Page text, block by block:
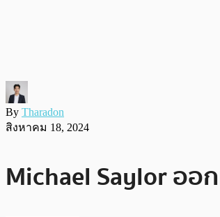
By Tharadon
สิงหาคม 18, 2024
Michael Saylor ออ